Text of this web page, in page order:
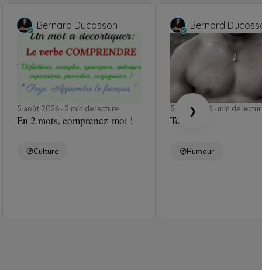
Bernard Ducosson
5 août 2026 2 min de lecture
En 2 mots, comprenez-moi !
Culture
Bernard
5 août 2026 min de
Tétons
Humour
❯